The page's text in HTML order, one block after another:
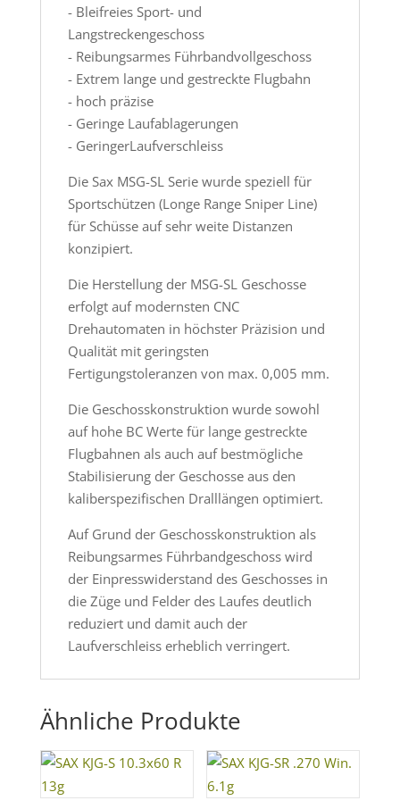
- Bleifreies Sport- und
Langstreckengeschoss
- Reibungsarmes Führbandvollgeschoss
- Extrem lange und gestreckte Flugbahn
- hoch präzise
- Geringe Laufablagerungen
- GeringerLaufverschleiss
Die Sax MSG-SL Serie wurde speziell für
Sportschützen (Longe Range Sniper Line)
für Schüsse auf sehr weite Distanzen
konzipiert.
Die Herstellung der MSG-SL Geschosse
erfolgt auf modernsten CNC
Drehautomaten in höchster Präzision und
Qualität mit geringsten
Fertigungstoleranzen von max. 0,005 mm.
Die Geschosskonstruktion wurde sowohl
auf hohe BC Werte für lange gestreckte
Flugbahnen als auch auf bestmögliche
Stabilisierung der Geschosse aus den
kaliberspezifischen Dralllängen optimiert.
Auf Grund der Geschosskonstruktion als
Reibungsarmes Führbandgeschoss wird
der Einpresswiderstand des Geschosses in
die Züge und Felder des Laufes deutlich
reduziert und damit auch der
Laufverschleiss erheblich verringert.
Ähnliche Produkte